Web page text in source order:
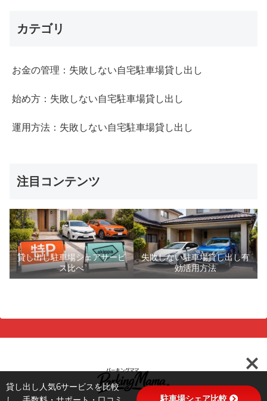
カテゴリ
お金の管理：失敗しない自宅駐車場貸し出し
始め方：失敗しない自宅駐車場貸し出し
運用方法：失敗しない自宅駐車場貸し出し
注目コンテンツ
貸し出し駐車場シェアサービ
ス比べ
失敗しない駐車場貸し出し有
効活用方法
貸し出し人気6サービスを比較
駐車場シェア比較